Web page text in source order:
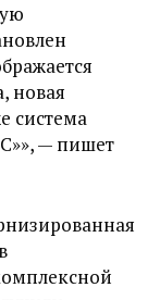
новая
система
— пишет